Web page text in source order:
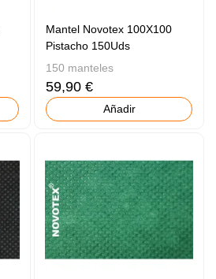
Mantel Novotex 100X100
Pistacho 150Uds
150 manteles
59,90 €
Añadir